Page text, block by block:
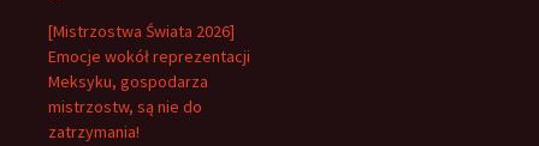
[Mistrzostwa Świata 2026]
Emocje wokół reprezentacji
Meksyku, gospodarza
mistrzostw, są nie do
zatrzymania!